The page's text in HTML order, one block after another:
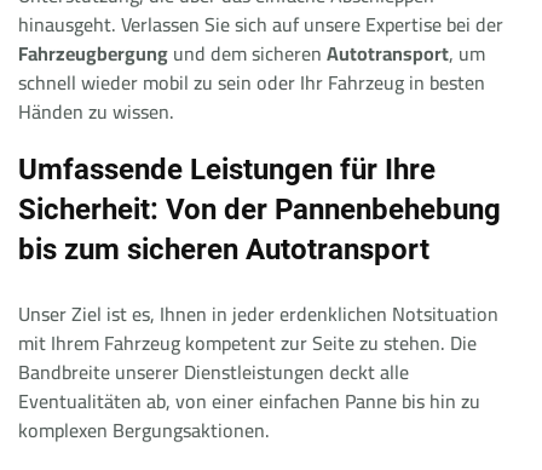
hinausgeht. Verlassen Sie sich auf unsere Expertise bei der
Fahrzeugbergungund dem sicherenAutotransport, um
schnell wieder mobil zu sein oder Ihr Fahrzeug in besten
Händen zu wissen.
Umfassende Leistungen für Ihre
Sicherheit: Von der Pannenbehebung
bis zum sicheren Autotransport
Unser Ziel ist es, Ihnen in jeder erdenklichen Notsituation
mit Ihrem Fahrzeug kompetent zur Seite zu stehen. Die
Bandbreite unserer Dienstleistungen deckt alle
Eventualitäten ab, von einer einfachen Panne bis hin zu
komplexen Bergungsaktionen.